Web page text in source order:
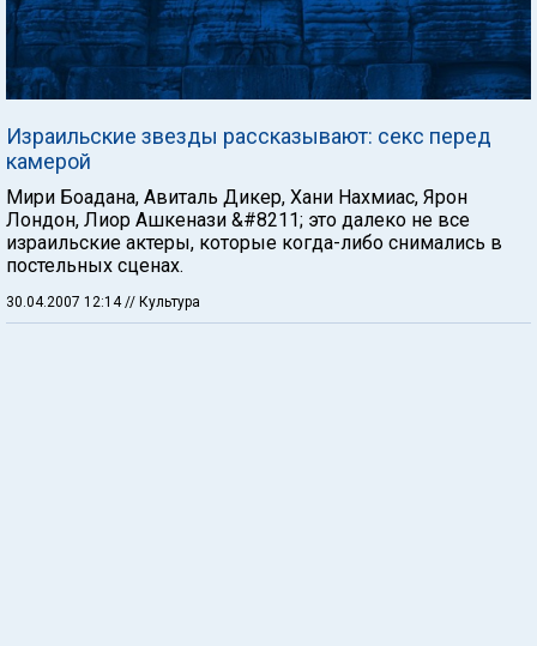
Израильские звезды рассказывают: секс перед
камерой
Мири Боадана, Авиталь Дикер, Хани Нахмиас, Ярон
Лондон, Лиор Ашкенази &#8211; это далеко не все
израильские актеры, которые когда-либо снимались в
постельных сценах.
30.04.2007 12:14// Культура